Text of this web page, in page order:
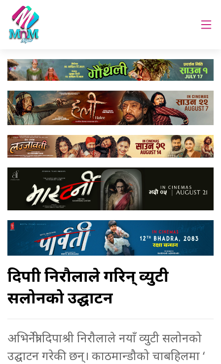
दिपाश्री निरौलाले गरिन् व्युटी
सलोनको उद्घाटन
अभिनेत्री दिपाश्री निरौलाले नयाँ व्युटी सलोनको
उद्घाटन गरेकी छन्। काठमान्डौको चाबहिलमा ‘